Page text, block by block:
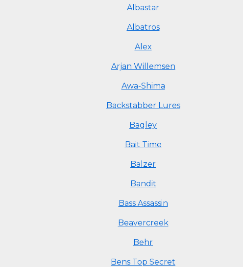
Albastar
Albatros
Alex
Arjan Willemsen
Awa-Shima
Backstabber Lures
Bagley
Bait Time
Balzer
Bandit
Bass Assassin
Beavercreek
Behr
Bens Top Secret